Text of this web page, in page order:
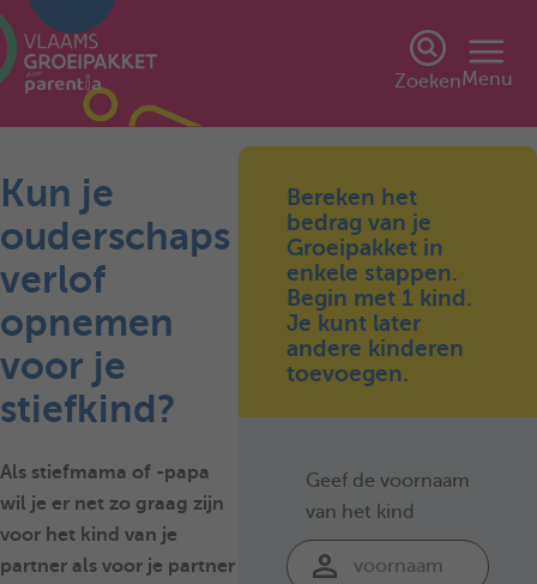
ZoekenMenu
Kun je
ouderschaps
verlof
opnemen
voor je
stiefkind?
Als stiefmama of -papa
wil je er net zo graag zijn
voor het kind van je
partner als voor je partner
Bereken het
bedrag van je
Groeipakket in
enkele stappen.
Begin met 1 kind.
Je kunt later
andere kinderen
toevoegen.
Geef de voornaam
van het kind